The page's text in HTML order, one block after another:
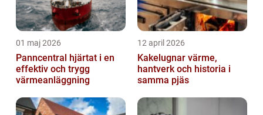
01 maj 2026
Panncentral hjärtat i en
effektiv och trygg
värmeanläggning
12 april 2026
Kakelugnar värme,
hantverk och historia i
samma pjäs